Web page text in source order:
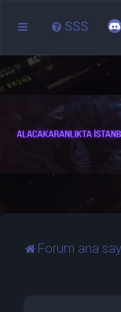
SSS
Forum ana